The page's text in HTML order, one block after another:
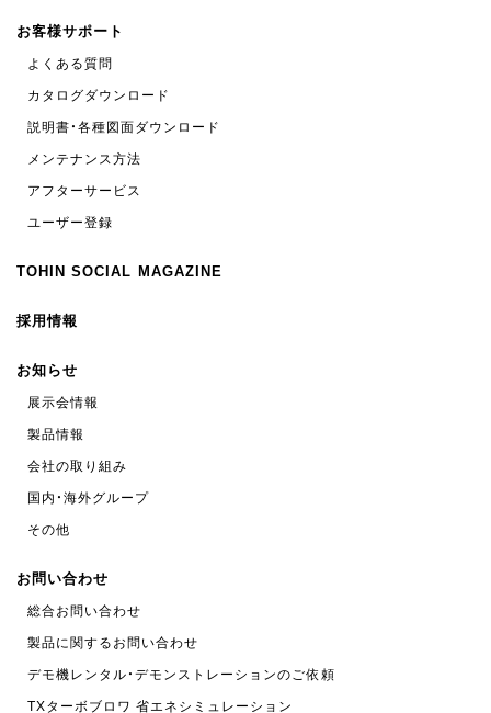
お客様サポート
よくある質問
カタログダウンロード
説明書・各種図面ダウンロード
メンテナンス方法
アフターサービス
ユーザー登録
TOHIN SOCIAL MAGAZINE
採用情報
お知らせ
展示会情報
製品情報
会社の取り組み
国内・海外グループ
その他
お問い合わせ
総合お問い合わせ
製品に関するお問い合わせ
デモ機レンタル・デモンストレーションのご依頼
TXターボブロワ 省エネシミュレーション